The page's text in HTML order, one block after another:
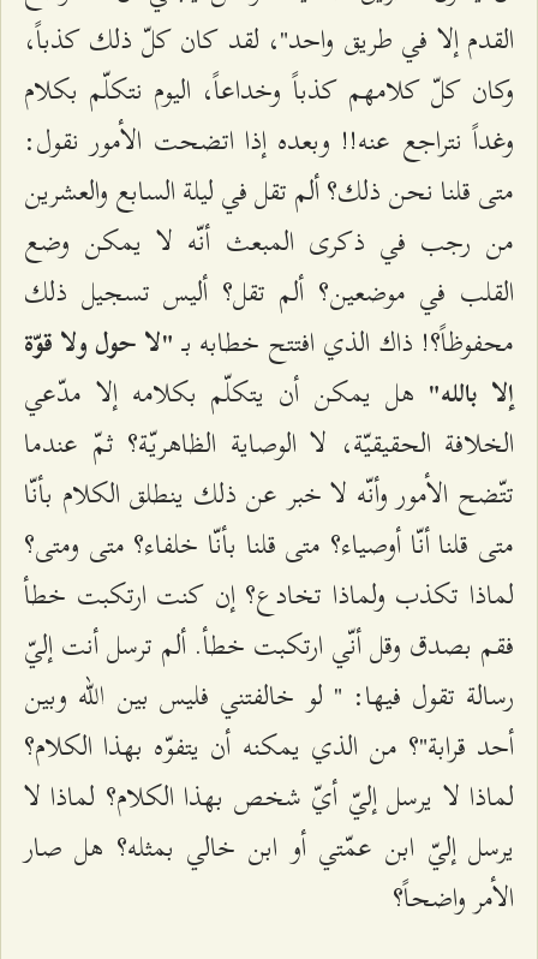
القدم إلا في طريق واحد"، لقد كان كلّ ذلك كذباً،
وكان كلّ كلامهم كذباً وخداعاً، اليوم نتكلّم بكلام
وغداً نتراجع عنه!! وبعده إذا اتضحت الأمور نقول:
متى قلنا نحن ذلك؟ ألم تقل في ليلة السابع والعشرين
من رجب في ذكرى المبعث أنّه لا يمكن وضع
القلب في موضعين؟ ألم تقل؟ أليس تسجيل ذلك
محفوظاً؟! ذاك الذي افتتح خطابه بـ"لا حول ولا قوّة
إلا بالله" هل يمكن أن يتكلّم بكلامه إلا مدّعي
الخلافة الحقيقيّة، لا الوصاية الظاهريّة؟ ثمّ عندما
تتّضح الأمور وأنّه لا خبر عن ذلك ينطلق الكلام بأنّا
متى قلنا أنّا أوصياء؟ متى قلنا بأنّا خلفاء؟ متى ومتى؟
لماذا تكذب ولماذا تخادع؟ إن كنت ارتكبت خطأ
فقم بصدق وقل أنّي ارتكبت خطأ. ألم ترسل أنت إليّ
رسالة تقول فيها: " لو خالفتني فليس بين الله وبين
أحد قرابة"؟ من الذي يمكنه أن يتفوّه بهذا الكلام؟
لماذا لا يرسل إليّ أيّ شخص بهذا الكلام؟ لماذا لا
يرسل إليّ ابن عمّتي أو ابن خالي بمثله؟ هل صار
الأمر واضحاً؟